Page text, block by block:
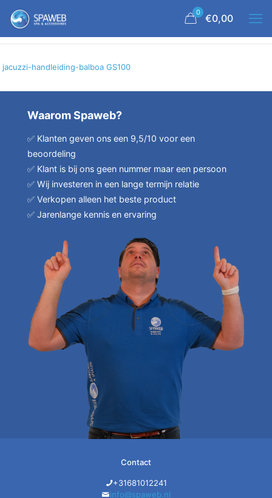
0 €0,00
jacuzzi-handleiding-balboa GS100
Waarom Spaweb?
✅ Klanten geven ons een 9,5/10 voor een
beoordeling
✅ Klant is bij ons geen nummer maar een persoon
✅ Wij investeren in een lange termijn relatie
✅ Verkopen alleen het beste product
✅ Jarenlange kennis en ervaring
Contact
+31681012241
info@spaweb.nl